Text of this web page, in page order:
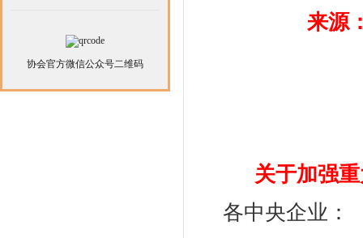
来源
关于加强
各中央企业：
协会官方微信公众号二维码